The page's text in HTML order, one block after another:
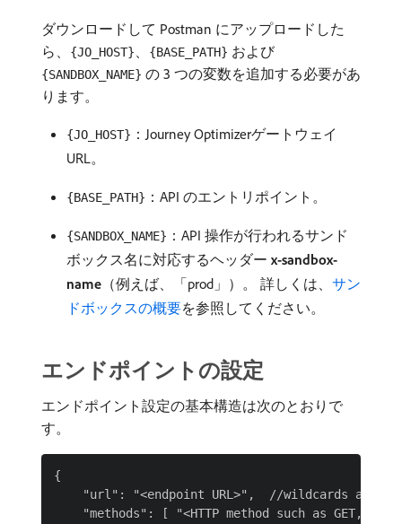
ダウンロードして Postman にアップロードした
ら、
{JO_HOST}、 {BASE_PATH} および
{SANDBOX_NAME} の 3 つの変数を追加する必要があ
ります。
{JO_HOST} ：Journey Optimizerゲートウェイ
URL。
{BASE_PATH} ：API のエントリポイント。
{SANDBOX_NAME} ：API 操作が行われるサンド
ボックス名に対応するヘッダー x-sandbox-
name （例えば、「prod」）。 詳しくは、 サン
ドボックスの概要を参照してください。
エンドポイントの設定
エンドポイント設定の基本構造は次のとおりで
す。
{
"url": "<endpoint URL>",  //wildcards are
"methods": [ "<HTTP method such as GET,